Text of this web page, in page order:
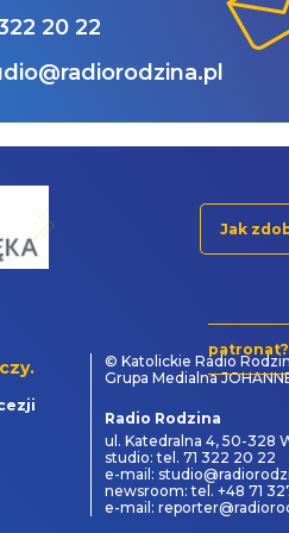
20 22
Jak
patronat?
© Katolickie Radio
Grupa Medialna
Radio Rodzina
ul. Katedralna 4, 50-328
studio: tel. 71 322 20 22
e-mail:
newsroom: tel. +48 71
e-mail: